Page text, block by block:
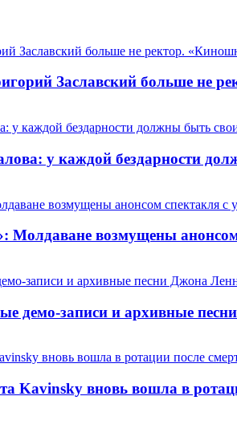
Заславский больше не
у каждой бездарности
Молдаване возмущены
демо-записи и архивные
Kavinsky вновь вошла в